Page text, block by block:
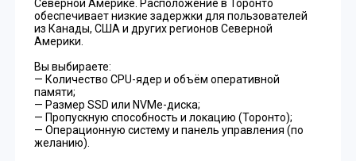
Северной Америке. Расположение в Торонто
обеспечивает низкие задержки для пользователей
из Канады, США и других регионов Северной
Америки.
Вы выбираете:
— Количество CPU-ядер и объём оперативной
памяти;
— Размер SSD или NVMe-диска;
— Пропускную способность и локацию (Торонто);
— Операционную систему и панель управления (по
желанию).